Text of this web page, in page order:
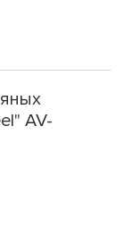
AV-